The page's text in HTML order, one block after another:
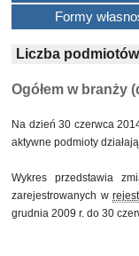
Formy
Liczba podmiotów
Ogółem w branży
Na dzień 30 czerwca
aktywne podmioty
Wykres przedstawia
zarejestrowanych w
grudnia 2009 r. do 30